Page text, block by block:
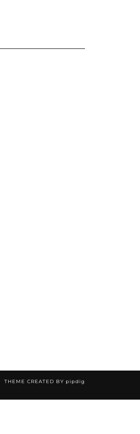
THEME CREATED BY pipdig